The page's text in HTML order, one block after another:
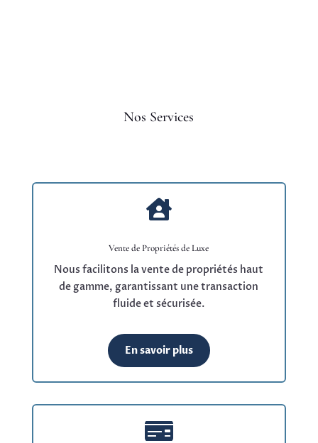
Nos Services

Vente de Propriétés de Luxe
Nous facilitons la vente de propriétés haut
de gamme, garantissant une transaction
fluide et sécurisée.
En savoir plus
